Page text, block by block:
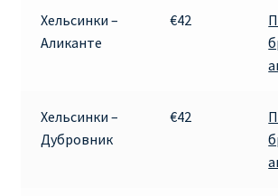
АВИАБИЛЕТЫ ХЕЛЬСИНКИ МИЛАН
Акции RYANAIR из Вильнюса
Хельсинки –
Аликанте
€42
Хельсинки –
Дубровник
€42